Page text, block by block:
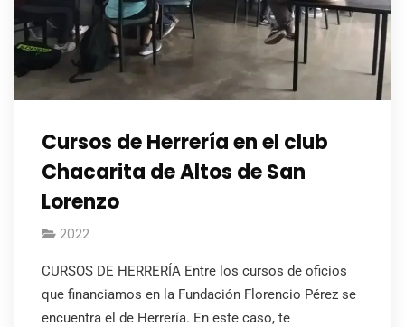
Cursos de Herrería en el club
Chacarita de Altos de San
Lorenzo
2022
CURSOS DE HERRERÍA Entre los cursos de oficios
que financiamos en la Fundación Florencio Pérez se
encuentra el de Herrería. En este caso, te